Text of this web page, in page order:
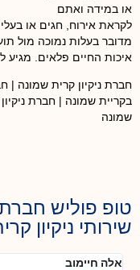
או במידה ואתם
לקראת אירוח, חגים או
מדובר בעלות נמוכה מול
איכות החיים פלאים. מגיע
חברת ניקיון קרית שמונה |
בקריית שמונה | חברת
שמונה
טופ פוליש חברת
שירותי ניקיון
אלה חיימוב